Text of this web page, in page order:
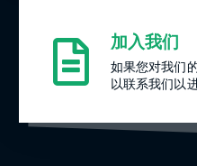
加入我们
如果您对我们
以联系我们以